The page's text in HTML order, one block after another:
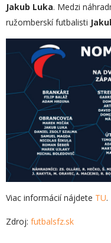
Jakub Luka. Medzi
ružomberskí futbalisti
Viac informácií nájdete TU.
Zdroj: futbalsfz.sk